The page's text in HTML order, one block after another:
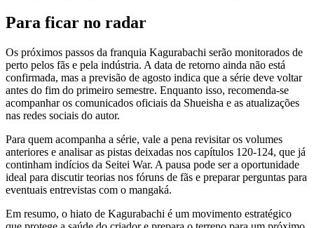
Para ficar no radar
Os próximos passos da franquia Kagurabachi serão monitorados de
perto pelos fãs e pela indústria. A data de retorno ainda não está
confirmada, mas a previsão de agosto indica que a série deve voltar
antes do fim do primeiro semestre. Enquanto isso, recomenda‑se
acompanhar os comunicados oficiais da Shueisha e as atualizações
nas redes sociais do autor.
Para quem acompanha a série, vale a pena revisitar os volumes
anteriores e analisar as pistas deixadas nos capítulos 120‑124, que já
continham indícios da Seitei War. A pausa pode ser a oportunidade
ideal para discutir teorias nos fóruns de fãs e preparar perguntas para
eventuais entrevistas com o mangaká.
Em resumo, o hiato de Kagurabachi é um movimento estratégico